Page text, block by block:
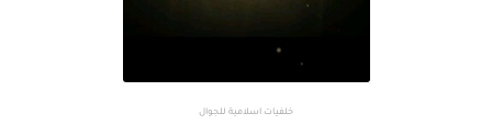
خلفيات اسلامية للجوال